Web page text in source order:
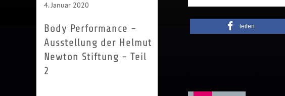
4. Januar 2020
Body Performance -
Ausstellung der Helmut
Newton Stiftung - Teil
2
teilen